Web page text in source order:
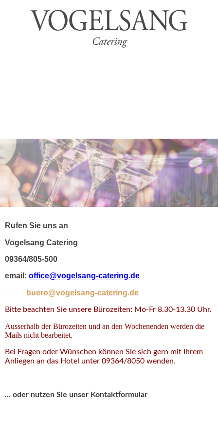
Rufen Sie uns an
Vogelsang Catering
09364/805-500
email: office@vogelsang-catering.de
buero@vogelsang-catering.de
Bitte beachten Sie unsere Bürozeiten: Mo-Fr 8.30-13.30 Uhr.
Ausserhalb der Bürozeiten und an den Wochenenden werden die
Mails nicht bearbeitet.
Bei Fragen oder Wünschen können Sie sich gern mit Ihrem
Anliegen an das Hotel unter 09364/8050 wenden.
... oder nutzen Sie unser Kontaktformular